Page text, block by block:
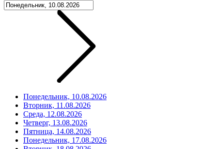
Понедельник, 10.08.2026
Вторник, 11.08.2026
Среда, 12.08.2026
Четверг, 13.08.2026
Пятница, 14.08.2026
Понедельник, 17.08.2026